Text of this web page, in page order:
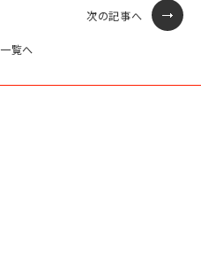
次の記事へ
一覧へ